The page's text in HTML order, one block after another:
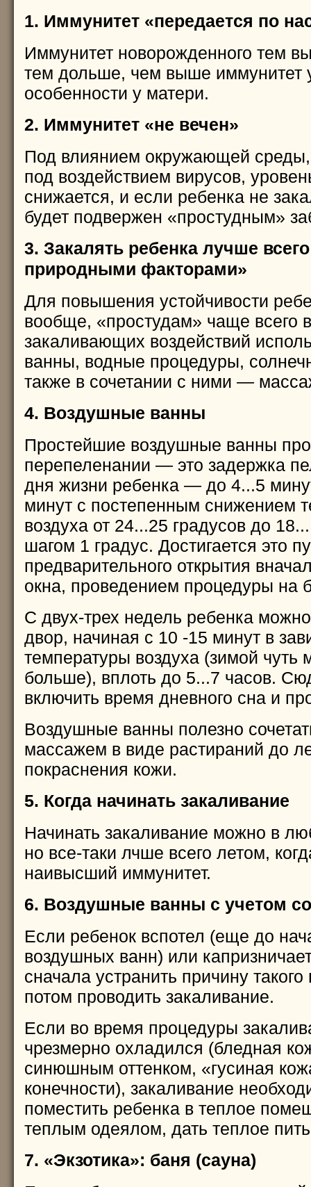
1. Иммунитет «передается по
Иммунитет новорожденного тем
тем дольше, чем выше иммунитет
особенности у матери.
2. Иммунитет «не вечен»
Под влиянием окружающей
под воздействием вирусов,
снижается, и если ребенка не
будет подвержен «простудным»
3. Закалять ребенка лучше
природными факторами»
Для повышения устойчивости
вообще, «простудам» чаще всего
закаливающих воздействий
ванны, водные процедуры,
также в сочетании с ними —
4. Воздушные ванны
Простейшие воздушные ванны
перепеленании — это задержка
дня жизни ребенка — до 4...5
минут с постепенным снижением
воздуха от 24...25 градусов до
шагом 1 градус. Достигается это
предварительного открытия
окна, проведением процедуры на
С двух-трех недель ребенка
двор, начиная с 10 -15 минут в
температуры воздуха (зимой
больше), вплоть до 5...7 часов.
включить время дневного сна и
Воздушные ванны полезно
массажем в виде растираний до
покраснения кожи.
5. Когда начинать закаливание
Начинать закаливание можно в
но все-таки лчше всего летом,
наивысший иммунитет.
6. Воздушные ванны с учетом
Если ребенок вспотел (еще до
воздушных ванн) или
сначала устранить причину
потом проводить закаливание.
Если во время процедуры
чрезмерно охладился (бледная
синюшным оттенком, «гусиная
конечности), закаливание
поместить ребенка в теплое
теплым одеялом, дать теплое
7. «Экзотика»: баня (сауна)